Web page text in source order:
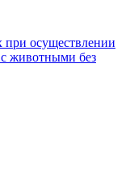
осуществлении
животными без